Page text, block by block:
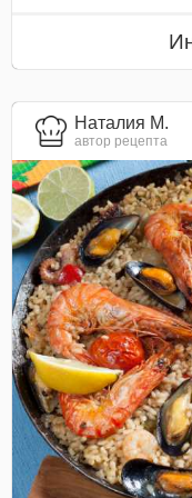
Наталия М.
автор рецепта